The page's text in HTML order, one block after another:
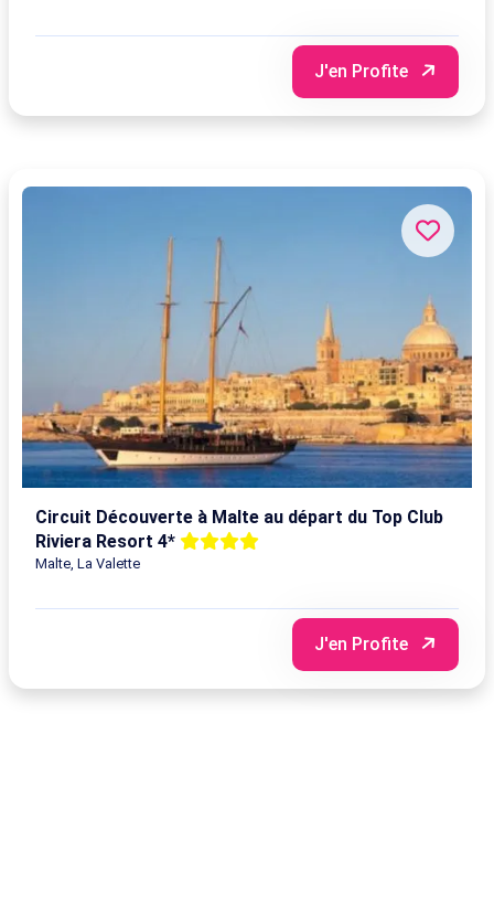
J'en Profite
Circuit Découverte à Malte au départ du Top Club
Riviera Resort 4*
Malte, La Valette
J'en Profite